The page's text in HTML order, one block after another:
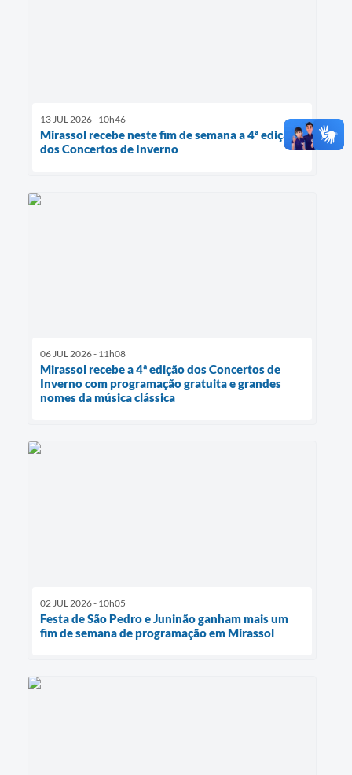
13 JUL 2026 - 10h46
Mirassol recebe neste fim de semana a 4ª edição
dos Concertos de Inverno
06 JUL 2026 - 11h08
Mirassol recebe a 4ª edição dos Concertos de
Inverno com programação gratuita e grandes
nomes da música clássica
02 JUL 2026 - 10h05
Festa de São Pedro e Juninão ganham mais um
fim de semana de programação em Mirassol